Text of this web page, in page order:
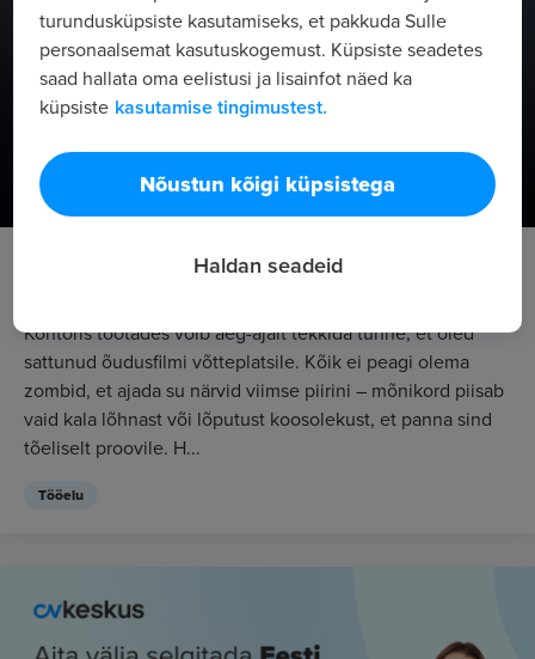
7 kõige õudsamat asja, mida kolleegid kontoris
Kontoris töötades võib aeg-ajalt tekkida tunne, et oled
sattunud õudusfilmi võtteplatsile. Kõik ei peagi olema
zombid, et ajada su närvid viimse piirini – mõnikord piisab
vaid kala lõhnast või lõputust koosolekust, et panna sind
tõeliselt proovile. H...
Tööelu
turundusküpsiste kasutamiseks, et pakkuda Sulle
personaalsemat kasutuskogemust. Küpsiste seadetes
saad hallata oma eelistusi ja lisainfot näed ka
küpsiste kasutamise tingimustest.
Nõustun kõigi küpsistega
Haldan seadeid